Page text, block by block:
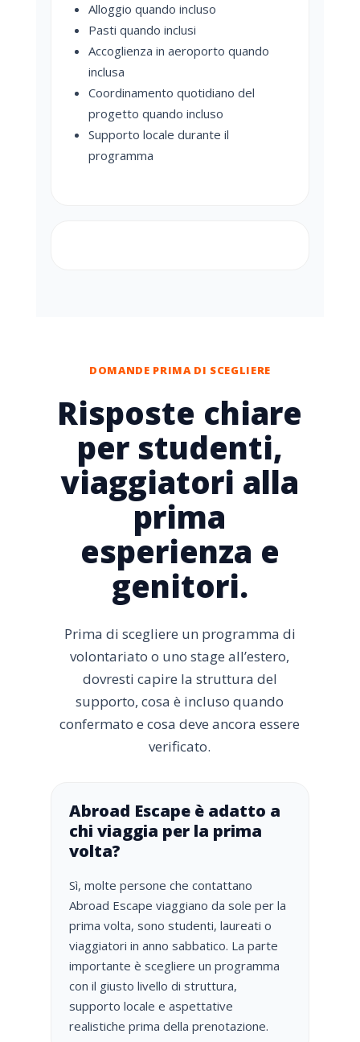
Alloggio quando incluso
Pasti quando inclusi
Accoglienza in aeroporto quando
inclusa
Coordinamento quotidiano del
progetto quando incluso
Supporto locale durante il
programma
DOMANDE PRIMA DI SCEGLIERE
Risposte chiare
per studenti,
viaggiatori alla
prima
esperienza e
genitori.
Prima di scegliere un programma di
volontariato o uno stage all’estero,
dovresti capire la struttura del
supporto, cosa è incluso quando
confermato e cosa deve ancora essere
verificato.
Abroad Escape è adatto a
chi viaggia per la prima
volta?
Sì, molte persone che contattano
Abroad Escape viaggiano da sole per la
prima volta, sono studenti, laureati o
viaggiatori in anno sabbatico. La parte
importante è scegliere un programma
con il giusto livello di struttura,
supporto locale e aspettative
realistiche prima della prenotazione.